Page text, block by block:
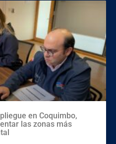
en Coquimbo,
las zonas más